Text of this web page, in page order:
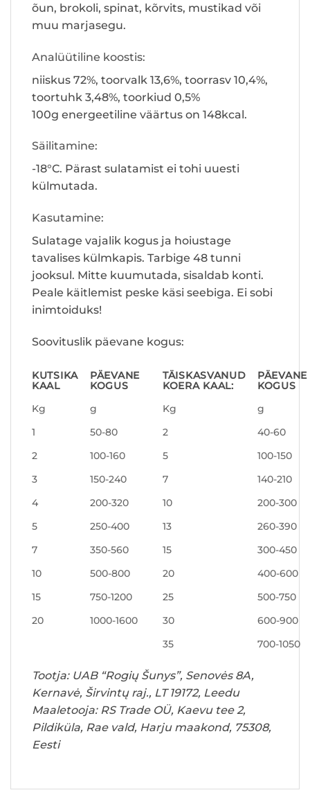
õun, brokoli, spinat, kõrvits, mustikad või
muu marjasegu.
Analüütiline koostis:
niiskus 72%, toorvalk 13,6%, toorrasv 10,4%,
toortuhk 3,48%, toorkiud 0,5%
100g energeetiline väärtus on 148kcal.
Säilitamine:
-18°C. Pärast sulatamist ei tohi uuesti
külmutada.
Kasutamine:
Sulatage vajalik kogus ja hoiustage
tavalises külmkapis. Tarbige 48 tunni
jooksul. Mitte kuumutada, sisaldab konti.
Peale käitlemist peske käsi seebiga. Ei sobi
inimtoiduks!
Soovituslik päevane kogus:
KUTSIKA
KAAL
PÄEVANE
KOGUS
TÄISKASVANUD
KOERA KAAL:
PÄEVANE
KOGUS
Kg
g Kg
g
1
50-80 2
40-60
2
100-160 5
100-150
3
150-240 7
140-210
4
200-320 10
200-300
5
250-400 13
260-390
7
350-560 15
300-450
10
500-800 20
400-600
15
750-1200 25
500-750
20
1000-1600 30
600-900
35
700-1050
Tootja: UAB “Rogių Šunys”, Senovės 8A,
Kernavė, Širvintų raj., LT 19172, Leedu
Maaletooja: RS Trade OÜ, Kaevu tee 2,
Pildiküla, Rae vald, Harju maakond, 75308,
Eesti